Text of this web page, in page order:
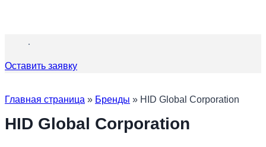
Оставить заявку
Главная страница » Бренды » HID Global Corporation
HID Global Corporation